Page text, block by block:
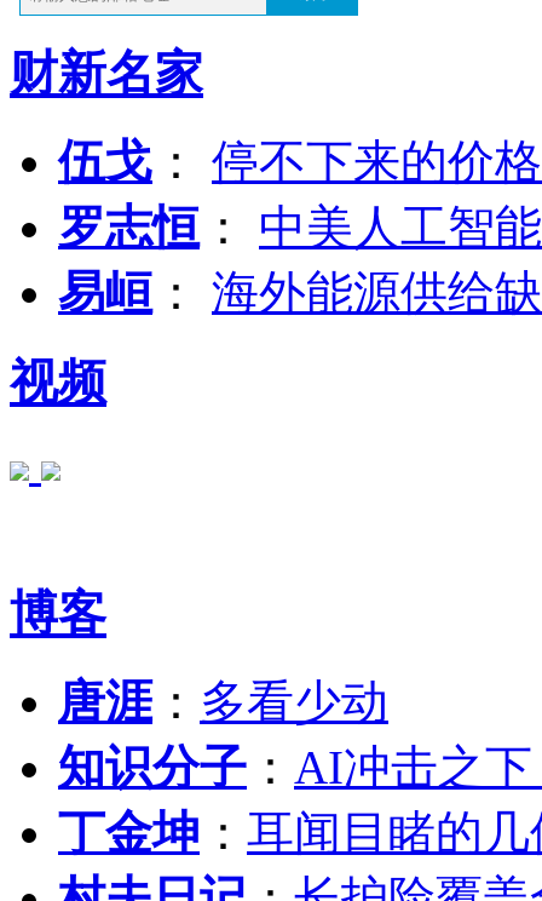
财新名家
伍戈 ： 停不下来的价
罗志恒 ： 中美人工智
易峘 ： 海外能源供给
视频
博客
唐涯： 多看少动
知识分子 ： AI冲击之
丁金坤 ： 耳闻目睹的